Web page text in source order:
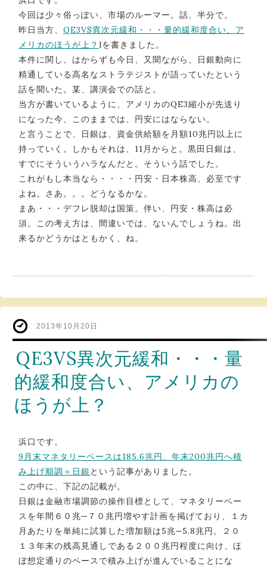
今回は少々俗っぽい、市場のルーマー。話、半分で。
昨日当方、 QE3VS異次元緩和・・・量的緩和度合い、ア
メリカのほうが上？ lを書きました。
本件に関し、はからずも今日、又聞ながら、日銀動向に
精通している高名なストラテジストが語っていたという
話を聞いた。某、講演会での話と。
当方が書いているように、アメリカのQE3縮小が先送り
になった今、このままでは、円安にはならない。
と言うことで、日銀は、資金供給額を月額10兆円以上に
持っていく。しかもそれは、11月からと。黒田日銀は、
すでにそういうハラなんだと。そういう話でした。
これがもし本当なら・・・・円安・日本株高、必至です
よね。さあ。。。どうなるかな。
まあ・・・デフレ脱却は国策。伴い、円安・株高は必
須。この考え方は、間違いでは、ないんでしょうね。出
来るかどうかはともかく、ね。
2013年10月20日
QE3VS異次元緩和・・・量
的緩和度合い、アメリカの
ほうが上？
浜口です。
9月末マネタリーベースは185.6兆円、年末200兆円へ積
み上げ順調＝日銀 という記事がありました。
この中に、下記の記載が。
日銀は金融市場調節の操作目標として、マネタリーベー
スを年間６０兆─７０兆円増やす計画を掲げており、１カ
月あたりを単純に試算した増加額は5兆─5.8兆円。２０
１３年末の残高見通しである２００兆円程度に向け、ほ
ぼ想定通りのペースで積み上げが進んでいることにな